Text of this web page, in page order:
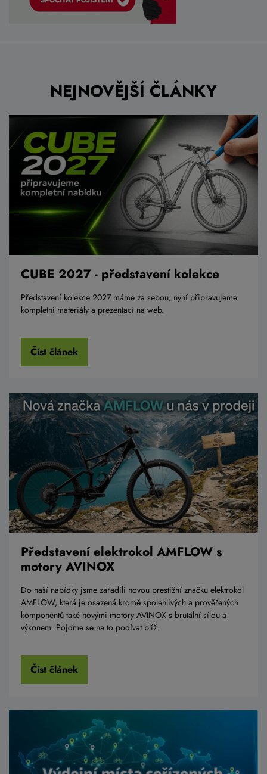
NEJNOVĚJŠÍ ČLÁNKY
CUBE 2027 - představení kolekce
Představení kolekce 2027 máme za sebou, nyní připravujeme
kompletní materiály a prezentaci na web.
Číst článek
Představení elektrokol AMFLOW s
motory AVINOX
Do naší nabídky jsme zařadili novou prestižní značku elektrokol
AMFLOW, která je osazená kromě spolehlivých a prověřených
komponentů také novými motory AVINOX s brutální sílou a
výkonem. Pojďme se na to podívat blíž.
Číst článek